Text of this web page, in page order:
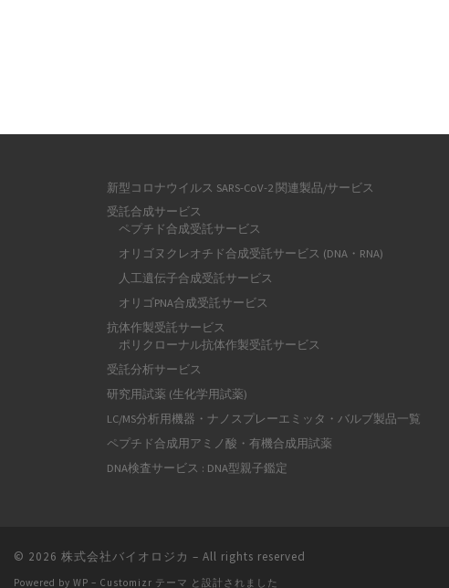
新型コロナウイルス SARS-CoV-2 関連製品/サービス
受託合成サービス
ペプチド合成受託サービス
オリゴヌクレオチド合成受託サービス (DNA・RNA)
人工遺伝子合成受託サービス
オリゴPNA合成受託サービス
抗体作製受託サービス
ポリクローナル抗体作製受託サービス
受託分析サービス
研究用試薬 (生化学用試薬)
LC/MS分析用機器・ナノスプレーエミッタ・バルブ製品一覧
ペプチド合成用アミノ酸・有機合成用試薬
DNA検査サービス : DNA型親子鑑定
© 2026 株式会社バイオロジカ – All rights reserved
Powered by WP – Customizr テーマ と設計されました